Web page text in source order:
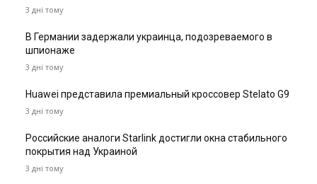
3 дні тому
В Германии задержали украинца, подозреваемого в
шпионаже
3 дні тому
Huawei представила премиальный кроссовер Stelato G9
3 дні тому
Российские аналоги Starlink достигли окна стабильного
покрытия над Украиной
3 дні тому